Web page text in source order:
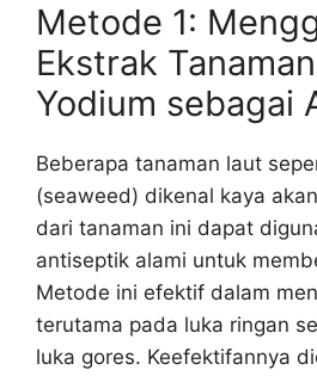
Metode 1:
Ekstrak
Yodium sebagai
Beberapa tanaman laut
(seaweed) dikenal kaya
dari tanaman ini dapat
antiseptik alami untuk
Metode ini efektif dalam
terutama pada luka ringan
luka gores. Keefektifannya